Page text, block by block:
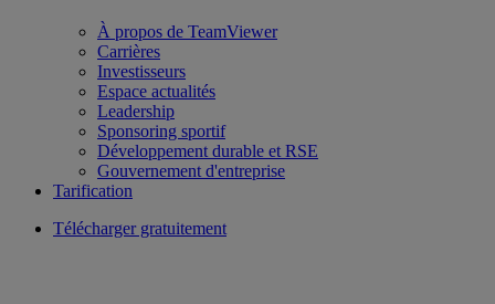
À propos de TeamViewer
Carrières
Investisseurs
Espace actualités
Leadership
Sponsoring sportif
Développement durable et RSE
Gouvernement d'entreprise
Tarification
Télécharger gratuitement